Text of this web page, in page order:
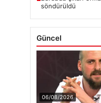
söndürüldü
Güncel
06/08/2026